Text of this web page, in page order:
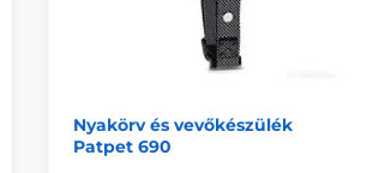
Nyakörv és vevőkészülék
Patpet 690